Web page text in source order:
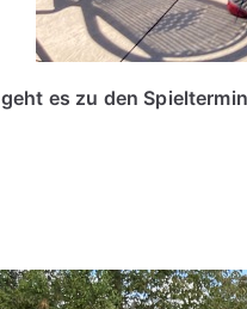
geht es zu den